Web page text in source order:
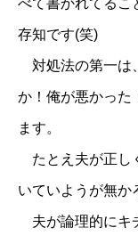
べて書かれてるこ
存知です(笑)
対処法の第一は
か！俺が悪かった
ます。
たとえ夫が正し
いていようが無か
夫が論理的にキ